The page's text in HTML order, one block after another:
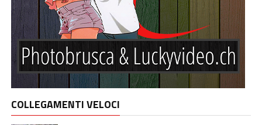
COLLEGAMENTI VELOCI